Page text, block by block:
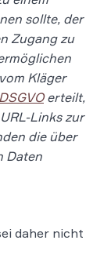
sollte, der
Zugang zu
Kläger
erteilt,
Links zur
die über
Daten
daher nicht